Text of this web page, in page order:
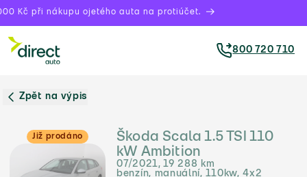
Kč při nákupu ojetého auta na protiúčet.
800 720 710
Zpět na výpis
Již prodáno
Škoda Scala 1.5 TSI 110
kW Ambition
07/2021, 19 288 km
benzín, manuální, 110kw, 4x2